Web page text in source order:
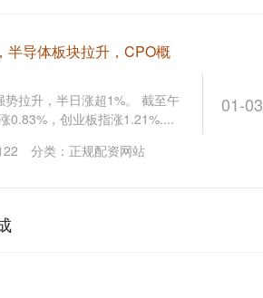
01-03
半导体板块拉升，CPO概
拉升，半日涨超1%。 截至午
0.83%，创业板指涨1.21%....
分类： 正规配资网站